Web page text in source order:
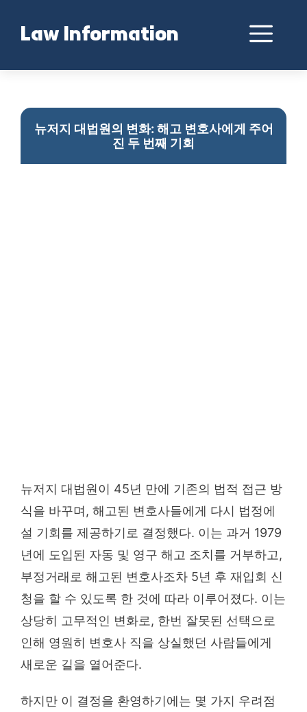
contentLaw Information
뉴저지 대법원의 변화: 해고 변호사에게 주어
진 두 번째 기회
뉴저지 대법원이 45년 만에 기존의 법적 접근 방
식을 바꾸며, 해고된 변호사들에게 다시 법정에
설 기회를 제공하기로 결정했다. 이는 과거 1979
년에 도입된 자동 및 영구 해고 조치를 거부하고,
부정거래로 해고된 변호사조차 5년 후 재입회 신
청을 할 수 있도록 한 것에 따라 이루어졌다. 이는
상당히 고무적인 변화로, 한번 잘못된 선택으로
인해 영원히 변호사 직을 상실했던 사람들에게
새로운 길을 열어준다.
하지만 이 결정을 환영하기에는 몇 가지 우려점